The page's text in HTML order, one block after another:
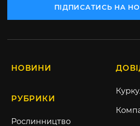
ПІДПИСАТИСЬ НА
НОВИНИ
РУБРИКИ
Рослинництво